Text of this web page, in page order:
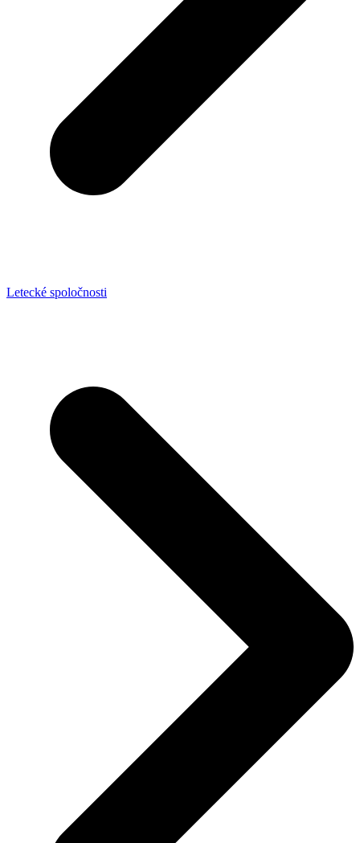
Letecké spoločnosti